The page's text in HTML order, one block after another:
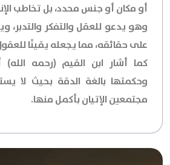
أو مكان أو جنس محدد، بل تخاطب
وهو يدعو للعقل والتفكر والتدبر،
على حقائقه، مما يجعله يقينًا
كما أشار ابن القيم (رحمه الله)
وحكمتها بالغة الدقة بحيث لا
مجتمعين الإتيان بأكمل منها.